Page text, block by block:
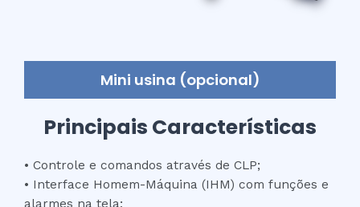
Mini usina (opcional)
Principais Características
• Controle e comandos através de CLP;
• Interface Homem-Máquina (IHM) com funções e
alarmes na tela;